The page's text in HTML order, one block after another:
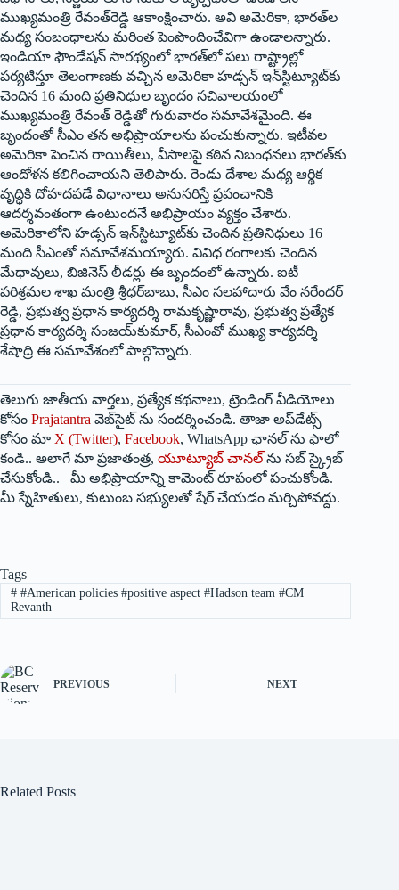
ముఖ్యమంత్రి రేవంత్‌రెడ్డి ఆకాంక్షించారు. అవి అమెరికా, భారత్‌ల
మధ్య సంబంధాలను మరింత పెంపొందించేవిగా ఉండాలన్నారు.
ఇండియా ఫౌండేషన్‌ సారథ్యంలో భారత్‌లో పలు రాష్ట్రాల్లో
పర్యటిస్తూ తెలంగాణకు వచ్చిన అమెరికా హడ్సన్‌ ఇన్‌స్టిట్యూట్‌కు
చెందిన 16 మంది ప్రతినిధుల బృందం సచివాలయంలో
ముఖ్యమంత్రి రేవంత్‌ రెడ్డితో గురువారం సమావేశమైంది. ఈ
బృందంతో సీఎం తన అభిప్రాయాలను పంచుకున్నారు. ఇటీవల
అమెరికా పెంచిన రాయితీలు, వీసాలపై కఠిన నిబంధనలు భారత్‌కు
ఆందోళన కలిగించాయని తెలిపారు. రెండు దేశాల మధ్య ఆర్థిక
వృద్ధికి దోహదపడే విధానాలు అనుసరిస్తే ప్రపంచానికి
ఆదర్శవంతంగా ఉంటుందనే అభిప్రాయం వ్యక్తం చేశారు.
అమెరికాలోని హడ్సన్‌ ఇన్‌స్టిట్యూట్‌కు చెందిన ప్రతినిధులు 16
మంది సీఎంతో సమావేశమయ్యారు. వివిధ రంగాలకు చెందిన
మేధావులు, బిజినెస్‌ లీడర్లు ఈ బృందంలో ఉన్నారు. ఐటీ
పరిశ్రమల శాఖ మంత్రి శ్రీధర్‌బాబు, సీఎం సలహాదారు వేం నరేందర్‌
రెడ్డి, ప్రభుత్వ ప్రధాన కార్యదర్శి రామకృష్ణారావు, ప్రభుత్వ ప్రత్యేక
ప్రధాన కార్యదర్శి సంజయ్‌కుమార్‌, సీఎంవో ముఖ్య కార్యదర్శి
శేషాద్రి ఈ సమావేశంలో పాల్గొన్నారు.
తెలుగు జాతీయ వార్తలు, ప్రత్యేక కథనాలు, ట్రెండింగ్ వీడియోలు
కోసం Prajatantra వెబ్‌సైట్ ను సందర్శించండి. తాజా అప్‌డేట్స్
కోసం మా X (Twitter), Facebook, WhatsApp ఛానల్ ను ఫాలో
కండి.. అలాగే మా ప్రజాతంత్ర, యూట్యూబ్ చానల్ ను సబ్ స్క్రైబ్
చేసుకోండి.. మీ అభిప్రాయాన్ని కామెంట్ రూపంలో పంచుకోండి.
మీ స్నేహితులు, కుటుంబ సభ్యులతో షేర్ చేయడం మర్చిపోవద్దు.
Tags
##American policies #positive aspect #Hadson team #CM
Revanth
PREVIOUS NEXT
Related Posts